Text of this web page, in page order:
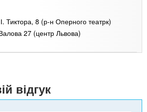
Тиктора, 8 (р-н Оперного театрк)
27 (центр Львова)
відгук